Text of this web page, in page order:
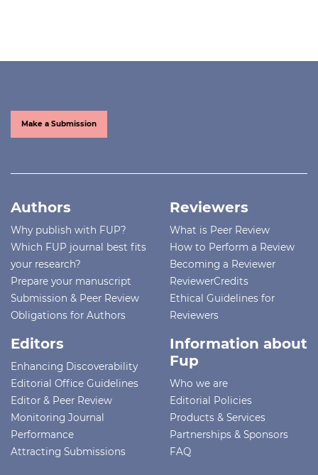
Make a Submission
Authors
Why publish with FUP?
Which FUP journal best fits
your research?
Prepare your manuscript
Submission & Peer Review
Obligations for Authors
Reviewers
What is Peer Review
How to Perform a Review
Becoming a Reviewer
ReviewerCredits
Ethical Guidelines for
Reviewers
Editors
Enhancing Discoverability
Editorial Office Guidelines
Editor & Peer Review
Monitoring Journal
Performance
Attracting Submissions
Information about
Fup
Who we are
Editorial Policies
Products & Services
Partnerships & Sponsors
FAQ